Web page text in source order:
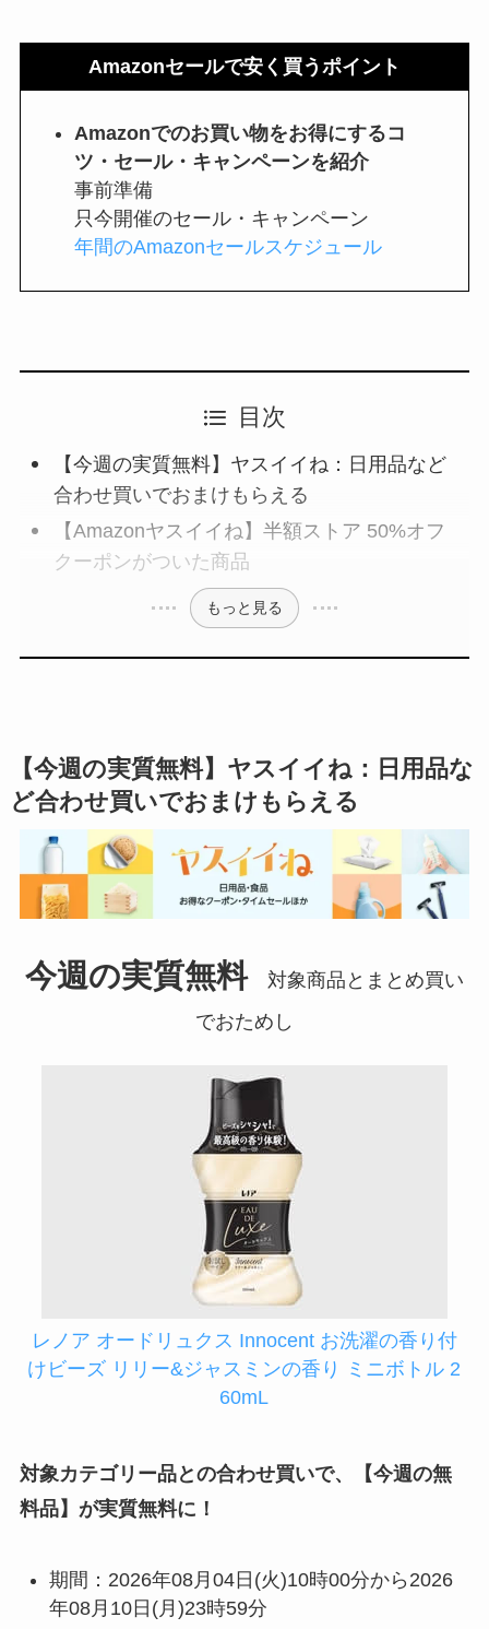
Amazonセールで安く買うポイント
Amazonでのお買い物をお得にするコ
ツ・セール・キャンペーンを紹介
事前準備
只今開催のセール・キャンペーン
年間のAmazonセールスケジュール
目次
【今週の実質無料】ヤスイイね：日用品など
合わせ買いでおまけもらえる
【Amazonヤスイイね】半額ストア 50%オフ
クーポンがついた商品
もっと見る
【今週の実質無料】ヤスイイね：日用品な
ど合わせ買いでおまけもらえる
今週の実質無料対象商品とまとめ買い
でおためし
レノア オードリュクス Innocent お洗濯の香り付
けビーズ リリー&ジャスミンの香り ミニボトル 2
60mL
対象カテゴリー品との合わせ買いで、【今週の無
料品】が実質無料に！
期間：2026年08月04日(火)10時00分から2026
年08月10日(月)23時59分